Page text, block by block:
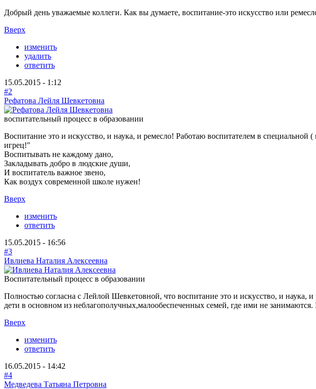
Добрый день уважаемые коллеги. Как вы думаете, воспитание-это искусство или
Вверх
изменить
удалить
ответить
15.05.2015 - 1:12
#2
Рефатова Лейля Шевкетовна
воспитательный процесс в образовании
Воспитание это и искусство, и наука, и ремесло! Работаю воспитателем в
игрец!"
Воспитывать не каждому дано,
Закладывать добро в людские души,
И воспитатель важное звено,
Как воздух современной школе нужен!
Вверх
изменить
ответить
15.05.2015 - 16:56
#3
Ивлиева Наталия Алексеевна
Воспитательный процесс в образовании
Полностью согласна с Лейлой Шевкетовной, что воспитание это и искусство, и
дети в основном из неблагополучных,малообеспеченных семей, где ими не
Вверх
изменить
ответить
16.05.2015 - 14:42
#4
Медведева Татьяна Петровна